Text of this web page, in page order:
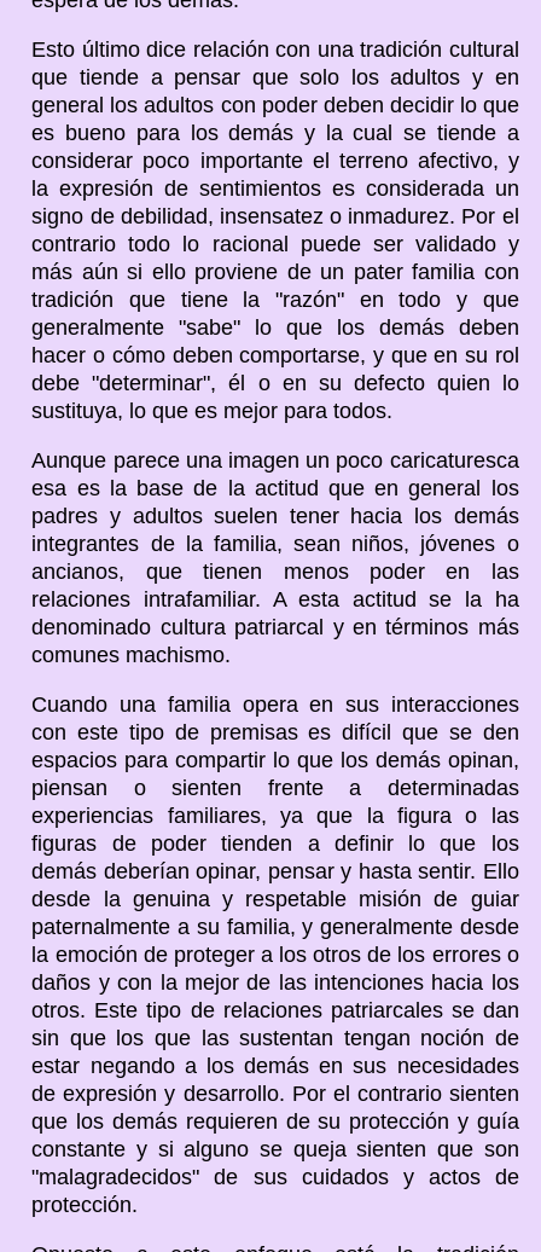
Esto último dice relación con una tradición cultural
que tiende a pensar que solo los adultos y en
general los adultos con poder deben decidir lo que
es bueno para los demás y la cual se tiende a
considerar poco importante el terreno afectivo, y
la expresión de sentimientos es considerada un
signo de debilidad, insensatez o inmadurez. Por el
contrario todo lo racional puede ser validado y
más aún si ello proviene de un pater familia con
tradición que tiene la "razón" en todo y que
generalmente "sabe" lo que los demás deben
hacer o cómo deben comportarse, y que en su rol
debe "determinar", él o en su defecto quien lo
sustituya, lo que es mejor para todos.
Aunque parece una imagen un poco caricaturesca
esa es la base de la actitud que en general los
padres y adultos suelen tener hacia los demás
integrantes de la familia, sean niños, jóvenes o
ancianos, que tienen menos poder en las
relaciones intrafamiliar. A esta actitud se la ha
denominado cultura patriarcal y en términos más
comunes machismo.
Cuando una familia opera en sus interacciones
con este tipo de premisas es difícil que se den
espacios para compartir lo que los demás opinan,
piensan o sienten frente a determinadas
experiencias familiares, ya que la figura o las
figuras de poder tienden a definir lo que los
demás deberían opinar, pensar y hasta sentir. Ello
desde la genuina y respetable misión de guiar
paternalmente a su familia, y generalmente desde
la emoción de proteger a los otros de los errores o
daños y con la mejor de las intenciones hacia los
otros. Este tipo de relaciones patriarcales se dan
sin que los que las sustentan tengan noción de
estar negando a los demás en sus necesidades
de expresión y desarrollo. Por el contrario sienten
que los demás requieren de su protección y guía
constante y si alguno se queja sienten que son
"malagradecidos" de sus cuidados y actos de
protección.